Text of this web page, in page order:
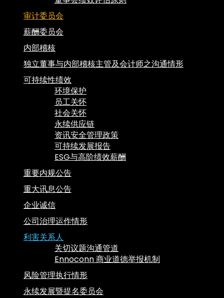
审计委员会
薪酬委员会
内部稽核
独立董事与内部稽核主管及会计师之沟通情形
可持续性绩效
环境保护
员工关怀
社会关怀
永续供应链
资讯安全管理政策
可持续发展报告
ESG与高阶绩效薪酬
重要内规公告
重大讯息公告
企业诚信
公司治理运作情形
利害关系人
关切议题沟通管道
Ennoconn 商业道德举报机制
风险管理执行情形
永续发展暨提名委员会